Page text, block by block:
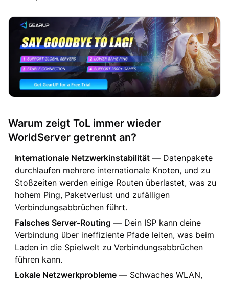
Warum zeigt ToL immer wieder
WorldServer getrennt an?
Internationale Netzwerkinstabilität — Datenpakete
durchlaufen mehrere internationale Knoten, und zu
Stoßzeiten werden einige Routen überlastet, was zu
hohem Ping, Paketverlust und zufälligen
Verbindungsabbrüchen führt.
Falsches Server-Routing — Dein ISP kann deine
Verbindung über ineffiziente Pfade leiten, was beim
Laden in die Spielwelt zu Verbindungsabbrüchen
führen kann.
Lokale Netzwerkprobleme — Schwaches WLAN,